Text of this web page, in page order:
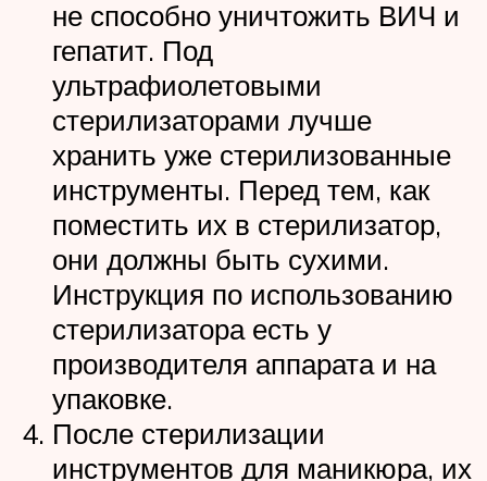
не способно уничтожить ВИЧ и
гепатит. Под
ультрафиолетовыми
стерилизаторами лучше
хранить уже стерилизованные
инструменты. Перед тем, как
поместить их в стерилизатор,
они должны быть сухими.
Инструкция по использованию
стерилизатора есть у
производителя аппарата и на
упаковке.
После стерилизации
инструментов для маникюра, их